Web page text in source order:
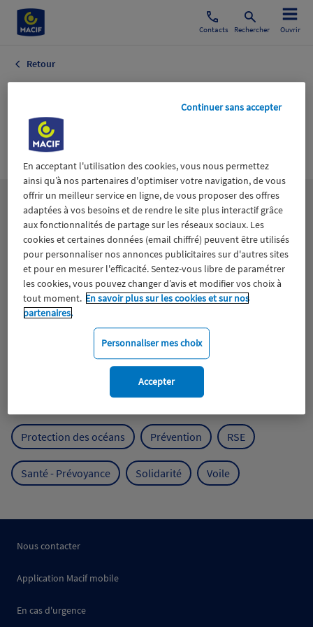
Contacts Rechercher Ouvrir
Retour
Généraliste
Associations
Lesthématiques
Aidants Catastrophes naturelles Climat
Engagement Epargne ESS
Expérience clients Fondation Macif
Mutualisme
Protection de l'environnement
Protection des océans Prévention RSE
Santé - Prévoyance Solidarité Voile
Nous contacter
Application Macif mobile
En cas d'urgence
En acceptant l'utilisation des cookies, vous nous permettez
ainsi qu’à nos partenaires d'optimiser votre navigation, de vous
offrir un meilleur service en ligne, de vous proposer des offres
adaptées à vos besoins et de rendre le site plus interactif grâce
aux fonctionnalités de partage sur les réseaux sociaux. Les
cookies et certaines données (email chiffré) peuvent être utilisés
pour personnaliser nos annonces publicitaires sur d'autres sites
et pour en mesurer l'efficacité. Sentez-vous libre de paramétrer
les cookies, vous pouvez changer d’avis et modifier vos choix à
tout moment. En savoir plus sur les cookies et sur nos
partenaires.
Personnaliser mes choix
Continuer sans accepter
Accepter